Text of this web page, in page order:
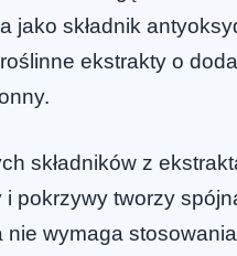
jako składnik
ekstrakty o
składników z
i pokrzywy tworzy
nie wymaga stosowania